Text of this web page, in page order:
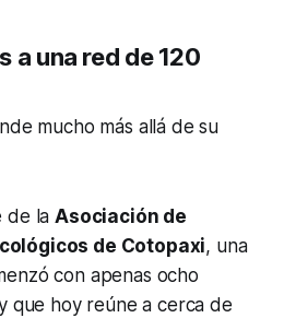
los últimos
ha
a una red de 120
mucho más allá de su
de laAsociación de
de Cotopaxi, una
con apenas ocho
que hoy reúne a cerca de